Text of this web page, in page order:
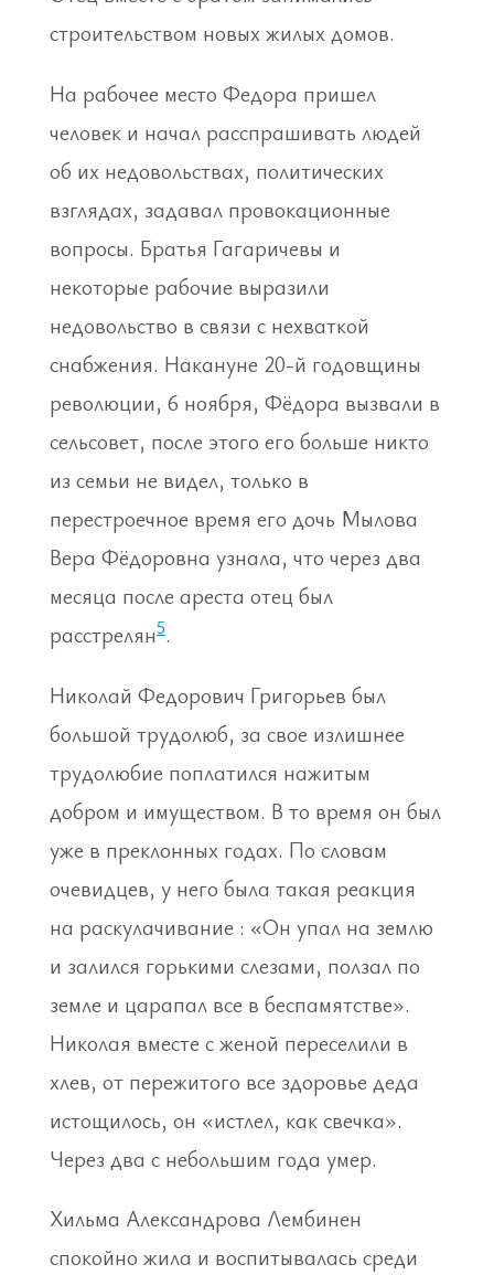
строительством новых жилых домов.
На рабочее место Федора пришел
человек и начал расспрашивать людей
об их недовольствах, политических
взглядах, задавал провокационные
вопросы. Братья Гагаричевы и
некоторые рабочие выразили
недовольство в связи с нехваткой
снабжения. Накануне 20-й годовщины
революции, 6 ноября, Фёдора вызвали в
сельсовет, после этого его больше никто
из семьи не видел, только в
перестроечное время его дочь Мылова
Вера Фёдоровна узнала, что через два
месяца после ареста отец был
расстрелян5.
Николай Федорович Григорьев был
большой трудолюб, за свое излишнее
трудолюбие поплатился нажитым
добром и имуществом. В то время он был
уже в преклонных годах. По словам
очевидцев, у него была такая реакция
на раскулачивание : «Он упал на землю
и залился горькими слезами, ползал по
земле и царапал все в беспамятстве».
Николая вместе с женой переселили в
хлев, от пережитого все здоровье деда
истощилось, он «истлел, как свечка».
Через два с небольшим года умер.
Хильма Александрова Лембинен
спокойно жила и воспитывалась среди